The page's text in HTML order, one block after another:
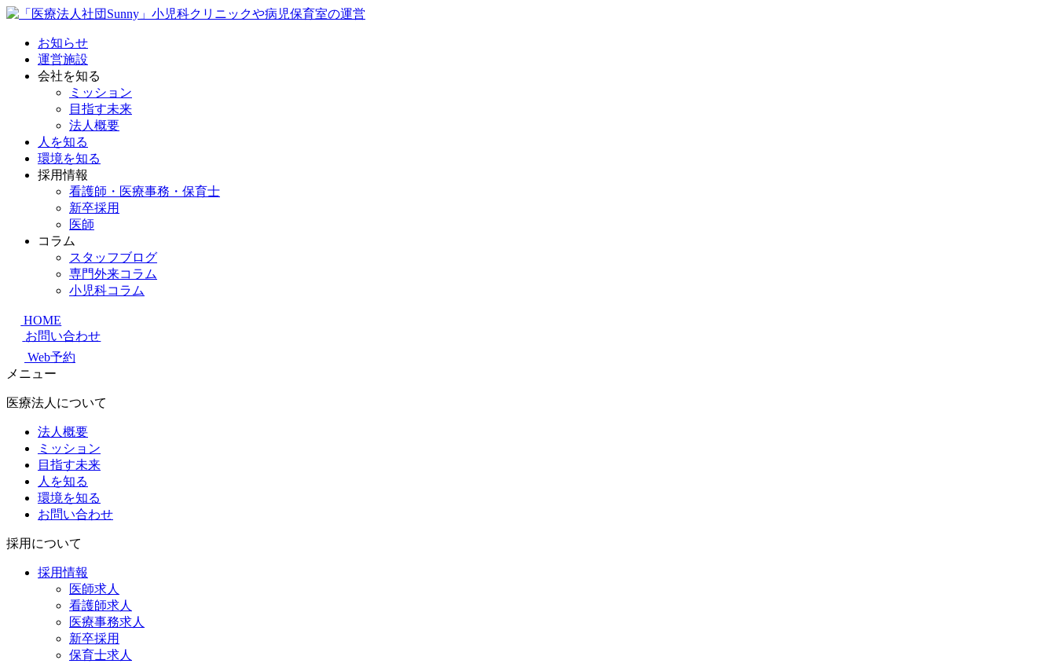
お知らせ
運営施設
会社を知る
ミッション
目指す未来
法人概要
人を知る
環境を知る
採用情報
看護師・医療事務・保育士
新卒採用
医師
コラム
スタッフブログ
専門外来コラム
小児科コラム
HOME
お問い合わせ
Web予約
メニュー
医療法人について
法人概要
ミッション
目指す未来
人を知る
環境を知る
お問い合わせ
採用について
採用情報
医師求人
看護師求人
医療事務求人
新卒採用
保育士求人